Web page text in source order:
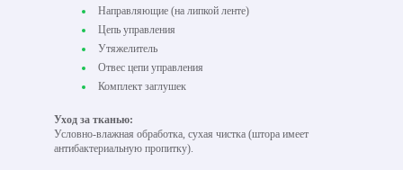
Направляющие (на липкой ленте)
Цепь управления
Утяжелитель
Отвес цепи управления
Комплект заглушек
Уход за тканью:
Условно-влажная обработка, сухая чистка (штора имеет
антибактериальную пропитку).